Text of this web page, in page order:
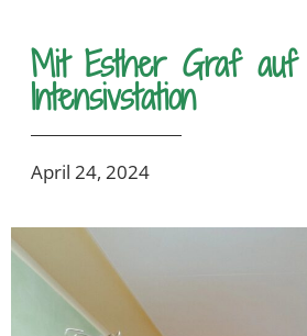
Mit Esther Graf
Intensivstation
April 24, 2024